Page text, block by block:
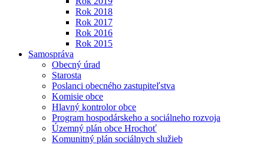
Rok 2018
Rok 2017
Rok 2016
Rok 2015
Samospráva
Obecný úrad
Starosta
Poslanci obecného zastupiteľstva
Komisie obce
Hlavný kontrolor obce
Program hospodárskeho a sociálneho rozvoja
Územný plán obce Hrochoť
Komunitný plán sociálnych služieb